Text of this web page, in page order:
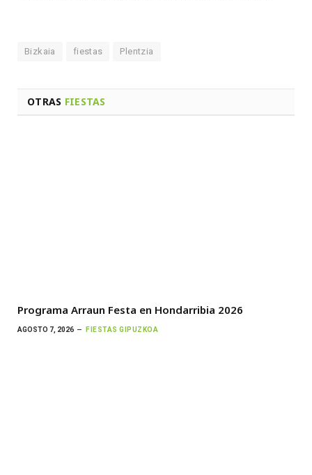
Bizkaia fiestas Plentzia
OTRAS FIESTAS
Programa Arraun Festa en Hondarribia 2026
AGOSTO 7, 2026 FIESTAS GIPUZKOA